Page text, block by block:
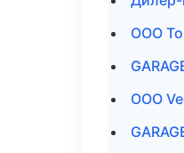
ООО
ООО